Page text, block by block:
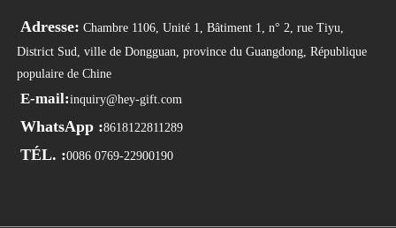
Adresse: Chambre 1106, Unité 1, Bâtiment 1, n° 2, rue Tiyu,
District Sud, ville de Dongguan, province du Guangdong, République
populaire de Chine
E-mail:inquiry@hey-gift.com
WhatsApp :8618122811289
TÉL. :0086 0769-22900190